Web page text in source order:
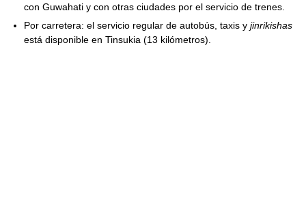
con Guwahati y con otras ciudades por el servicio de trenes.
Por carretera: el servicio regular de autobús, taxis y jinrikishas
está disponible en Tinsukia (13 kilómetros).